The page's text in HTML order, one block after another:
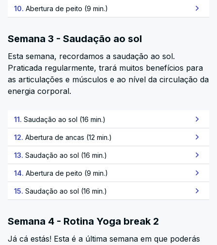
10. Abertura de peito (9 min.)
Semana 3 - Saudação ao sol
Esta semana, recordamos a saudação ao sol.
Praticada regularmente, trará muitos benefícios para
as articulações e músculos e ao nível da circulação da
energia corporal.
11. Saudação ao sol (16 min.)
12. Abertura de ancas (12 min.)
13. Saudação ao sol (16 min.)
14. Abertura de peito (9 min.)
15. Saudação ao sol (16 min.)
Semana 4 - Rotina Yoga break 2
Já cá estás! Esta é a última semana em que poderás